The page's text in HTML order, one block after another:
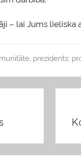
– lai Jums lieliska
, prezidents,